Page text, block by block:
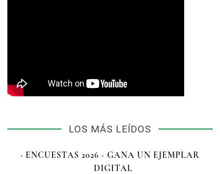
LOS MÁS LEÍDOS
· ENCUESTAS 2026 - GANA UN EJEMPLAR
DIGITAL